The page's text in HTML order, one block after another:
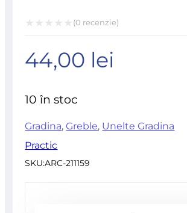
la
(0 recenzie)
44,00 lei
10 în stoc
Gradina,Greble, Unelte Gradina
Practic
SKU:ARC-211159